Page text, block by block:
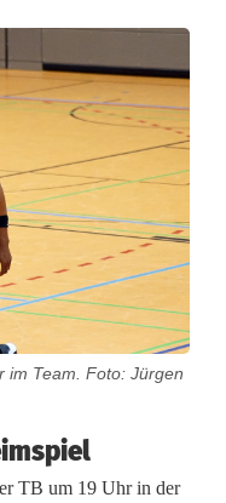
im Team. Foto: Jürgen
TB um 19 Uhr in der